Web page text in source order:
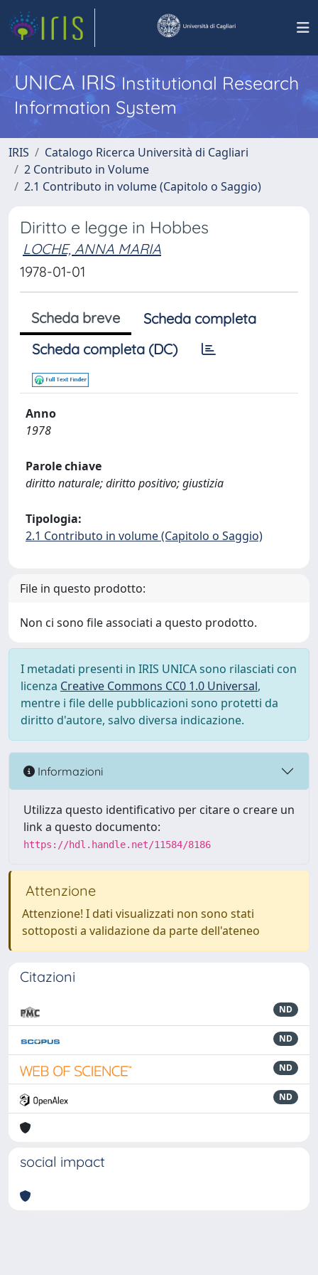
UNICA IRISInstitutional Research
Information System
IRIS
Catalogo Ricerca Università di Cagliari
2 Contributo in Volume
2.1 Contributo in volume (Capitolo o Saggio)
Diritto e legge in Hobbes
LOCHE, ANNA MARIA
1978-01-01
Scheda breve
Scheda completa
Scheda completa (DC)
Anno
1978
Parole chiave
diritto naturale; diritto positivo; giustizia
Tipologia:
2.1 Contributo in volume (Capitolo o Saggio)
File in questo prodotto:
Non ci sono file associati a questo prodotto.
I metadati presenti in IRIS UNICA sono rilasciati con
licenza Creative Commons CC0 1.0 Universal,
mentre i file delle pubblicazioni sono protetti da
diritto d'autore, salvo diversa indicazione.
Informazioni
Utilizza questo identificativo per citare o creare un
link a questo documento:
https://hdl.handle.net/11584/8186
Attenzione
Attenzione! I dati visualizzati non sono stati
sottoposti a validazione da parte dell'ateneo
Citazioni
ND
ND
ND
ND
social impact